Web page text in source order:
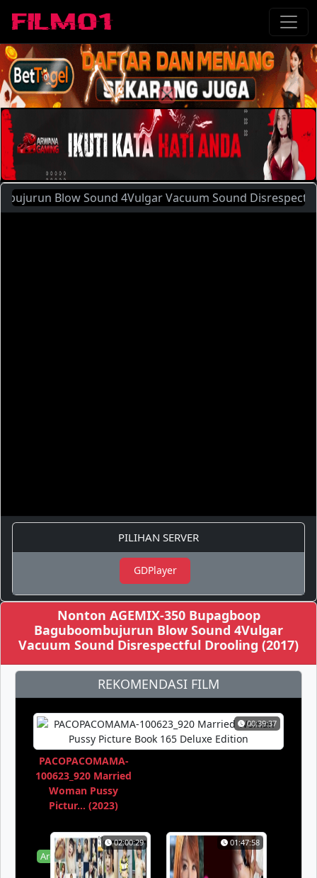
Blow Sound 4Vulgar Vacuum Sound Disrespectful
PILIHAN SERVER
GDPlayer
Nonton AGEMIX-350 Bupagboop
Baguboombujurun Blow Sound 4Vulgar
Vacuum Sound Disrespectful Drooling (2017)
REKOMENDASI FILM
00:39:37
Area51
PACOPACOMAMA-
100623_920 Married
Woman Pussy
Pictur... (2023)
02:00:29 01:47:58